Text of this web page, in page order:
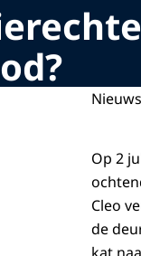
Op 2
Cleo
de